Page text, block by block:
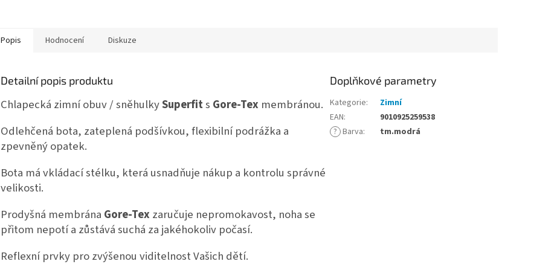
Popis Hodnocení Diskuze
Detailní popis produktu
Chlapecká zimní obuv / sněhulkySuperfits Gore-Tex membránou.
Odlehčená bota, zateplená podšívkou, flexibilní podrážka a
zpevněný opatek.
Bota má vkládací stélku, která usnadňuje nákup a kontrolu správné
velikosti.
Prodyšná membrána Gore-Tex zaručuje nepromokavost, noha se
přitom nepotí a zůstává suchá za jakéhokoliv počasí.
Reflexní prvky pro zvýšenou viditelnost Vašich dětí.
Doplňkové parametry
Kategorie:
Zimní
EAN:
9010925259538
? Barva: tm.modrá